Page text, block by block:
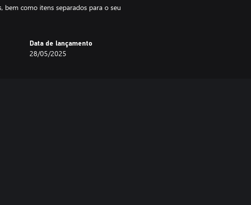
como itens separados para o seu
Data de lançamento
28/05/2025